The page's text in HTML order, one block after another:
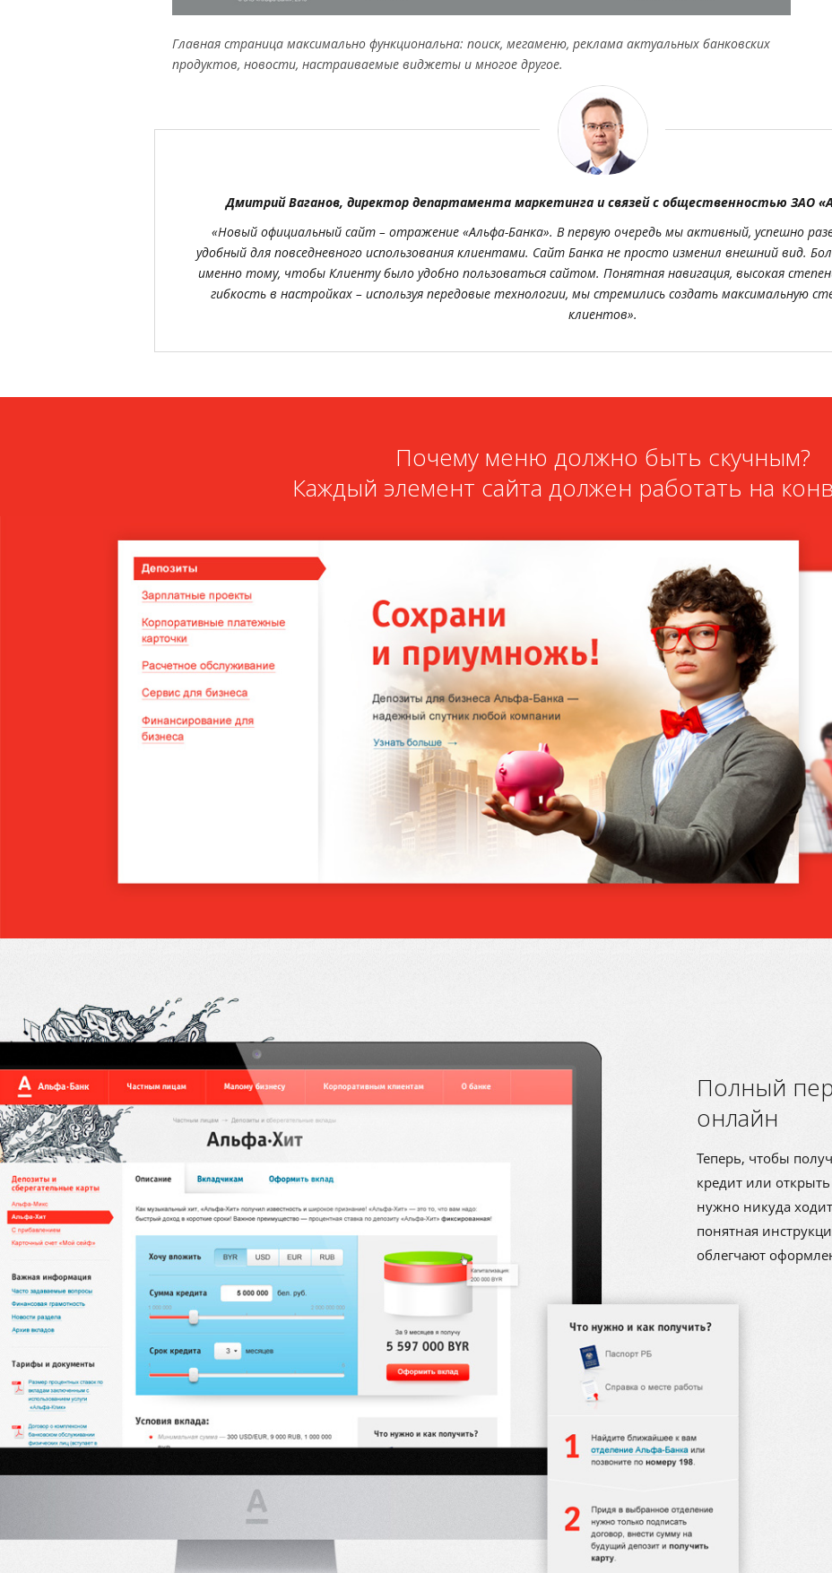
Главная страница максимально функциональна: поиск, мегаменю, реклама актуальных банковских
продуктов, новости, настраиваемые виджеты и многое другое.
Дмитрий Ваганов, директор департамента маркетинга и связей с общественностью ЗАО
«Новый официальный сайт – отражение «Альфа-Банка». В первую очередь мы активный, успешно
удобный для повседневного использования клиентами. Сайт Банка не просто изменил внешний вид.
именно тому, чтобы Клиенту было удобно пользоваться сайтом. Понятная навигация, высокая
гибкость в настройках – используя передовые технологии, мы стремились создать максимальную
клиентов».
Почему меню должно быть скучным?
Каждый элемент сайта должен работать на
Полный
онлайн
Теперь, чтобы
кредит или
нужно никуда
понятная
облегчают